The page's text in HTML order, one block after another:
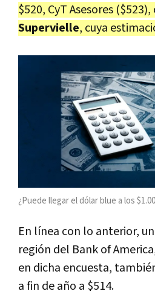
$520, CyT Asesores ($523),
Supervielle, cuya
¿Puede llegar el dólar blue a los
En línea con lo anterior,
región del Bank of
en dicha encuesta,
a fin de año a $514.